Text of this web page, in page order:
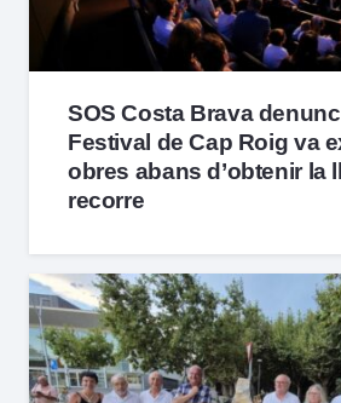
SOS Costa Brava
Festival de Cap Roig va
obres abans d’obtenir la
recorre